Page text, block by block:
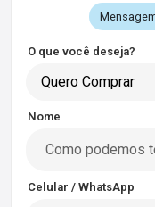
O que você deseja?
Quero Comprar
Nome
Celular / WhatsApp